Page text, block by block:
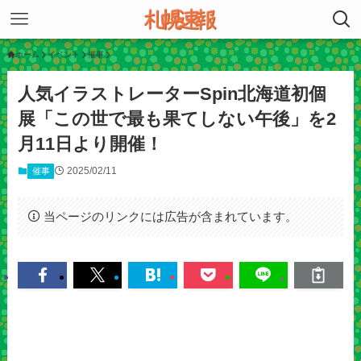
ホーム イベント 催事
人気イラストレーターSpin北海道初個
展「この世で最も果てしない午後」を2
月11日より開催！
催事 2025/02/11
当ページのリンクには広告が含まれています。